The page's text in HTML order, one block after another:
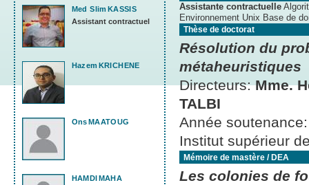
Assistante contractuelle
Environnement Unix Base de
Thèse de doctorat
Résolution du
métaheuristiques
Directeurs:Mme.
TALBI
Année
Institut supérieur
Mémoire de mastère / DEA
Les colonies de
Med Slim KASSIS
Assistant contractuel
Hazem KRICHENE
OnsMAATOUG
HAMDIMAHA